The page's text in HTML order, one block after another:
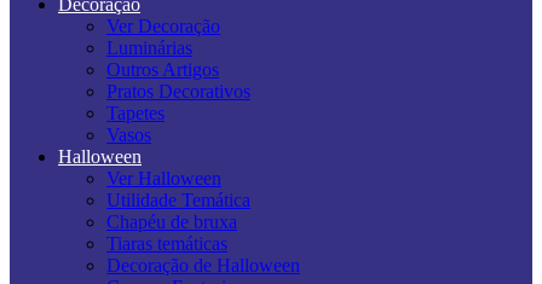
Decoração
Ver Decoração
Luminárias
Outros Artigos
Pratos Decorativos
Tapetes
Vasos
Halloween
Ver Halloween
Utilidade Temática
Chapéu de bruxa
Tiaras temáticas
Decoração de Halloween